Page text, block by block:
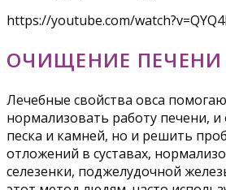
https://youtube.com/
ОЧИЩЕНИЕ
Лечебные свойства овса
нормализовать работу печени, и
песка и камней, но и решить
отложений в суставах,
селезенки, поджелудочной